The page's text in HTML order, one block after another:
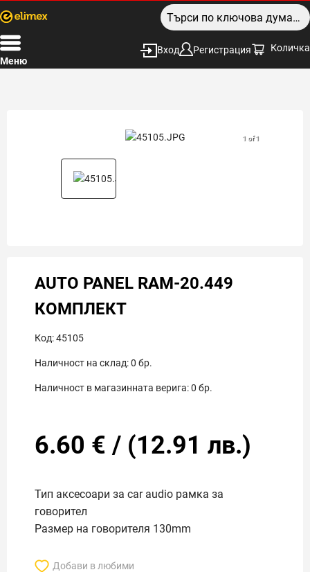
Меню
Вход Регистрация Количка
1 of 1
AUTO PANEL RAM-20.449
КОМПЛЕКТ
Код:45105
Наличност на склад:0 бр.
Наличност в магазинната верига:0 бр.
6.60 € / (12.91 лв.)
Тип аксесоари за car audio рамка за
говорител
Размер на говорителя 130mm
Добави в любими